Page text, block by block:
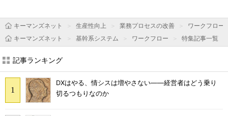
キーマンズネット 生産性向上 業務プロセスの改善
ワークフロー
キーマンズネット
基幹系システム ワークフロー 特集記事一覧
記事ランキング
DXはやる、情シスは増やさない――経営者はどう乗り
切るつもりなのか